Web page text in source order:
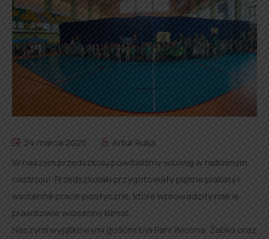
24 marca 2025
Artur Ruka
W naszym przedszkolu powitaliśmy wiosnę w radosnym
nastroju! Przedszkolaki przygotowały piękne plakaty i
wiosenne prace plastyczne, które wprowadziły nas w
prawdziwie wiosenny klimat.
Naszymi wyjątkowymi gośćmi byli Pani Wiosna, Żabka oraz